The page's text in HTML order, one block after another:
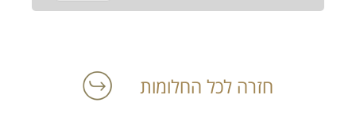
חזרה לכל החלומות